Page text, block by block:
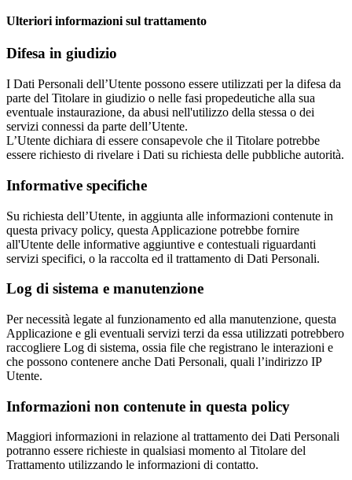
Ulteriori informazioni sul trattamento
Difesa in giudizio
I Dati Personali dell’Utente possono essere utilizzati per la difesa da
parte del Titolare in giudizio o nelle fasi propedeutiche alla sua
eventuale instaurazione, da abusi nell'utilizzo della stessa o dei
servizi connessi da parte dell’Utente.
L’Utente dichiara di essere consapevole che il Titolare potrebbe
essere richiesto di rivelare i Dati su richiesta delle pubbliche autorità.
Informative specifiche
Su richiesta dell’Utente, in aggiunta alle informazioni contenute in
questa privacy policy, questa Applicazione potrebbe fornire
all'Utente delle informative aggiuntive e contestuali riguardanti
servizi specifici, o la raccolta ed il trattamento di Dati Personali.
Log di sistema e manutenzione
Per necessità legate al funzionamento ed alla manutenzione, questa
Applicazione e gli eventuali servizi terzi da essa utilizzati potrebbero
raccogliere Log di sistema, ossia file che registrano le interazioni e
che possono contenere anche Dati Personali, quali l’indirizzo IP
Utente.
Informazioni non contenute in questa policy
Maggiori informazioni in relazione al trattamento dei Dati Personali
potranno essere richieste in qualsiasi momento al Titolare del
Trattamento utilizzando le informazioni di contatto.